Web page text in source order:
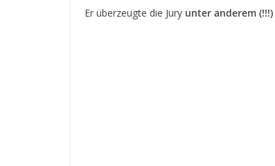
Er überzeugte die Jury unter anderem (!!!)